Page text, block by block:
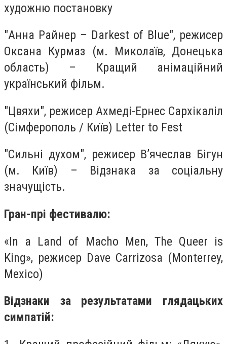
художню постановку
"Анна Райнер – Darkest of Blue", режисер
Оксана Курмаз (м. Миколаїв, Донецька
область) – Кращий анімаційний
український фільм.
"Цвяхи", режисер Ахмеді-Ернес Сархікаліл
(Сімферополь / Київ) Letter to Fest
"Сильні духом", режисер В’ячеслав Бігун
(м. Київ) – Відзнака за соціальну
значущість.
Гран-прі фестивалю:
«In a Land of Macho Men, The Queer is
King», режисер Dave Carrizosa (Monterrey,
Mexico)
Відзнаки за результатами глядацьких
симпатій: